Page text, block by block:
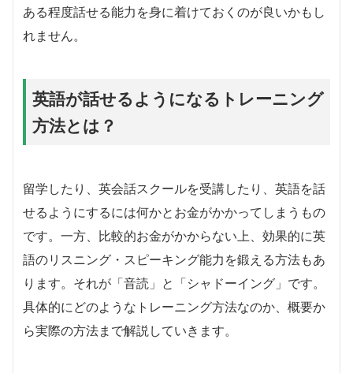
ある程度話せる能力を身に着けておくのが良いかもし
れません。
英語が話せるようになるトレーニング
方法とは？
留学したり、英会話スクールを受講したり、英語を話
せるようにするには何かとお金がかかってしまうもの
です。一方、比較的お金がかからない上、効果的に英
語のリスニング・スピーキング能力を鍛える方法もあ
ります。それが「音読」と「シャドーイング」です。
具体的にどのようなトレーニング方法なのか、概要か
ら実際の方法まで解説していきます。